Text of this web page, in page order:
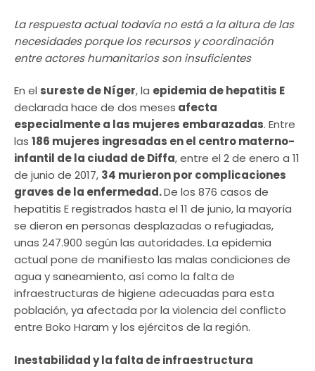
La respuesta actual todavía no está a la altura de las
necesidades porque los recursos y coordinación
entre actores humanitarios son insuficientes
En el sureste de Níger, la epidemia de hepatitis E
declarada hace de dos meses afecta
especialmente a las mujeres embarazadas. Entre
las 186 mujeres ingresadas en el centro materno-
infantil de la ciudad de Diffa, entre el 2 de enero a 11
de junio de 2017, 34 murieron por complicaciones
graves de la enfermedad.De los 876 casos de
hepatitis E registrados hasta el 11 de junio, ​​la mayoría
se dieron en personas desplazadas o refugiadas,
unas 247.900 según las autoridades. La epidemia
actual pone de manifiesto las malas condiciones de
agua y saneamiento, así como la falta de
infraestructuras de higiene adecuadas para esta
población, ya afectada por la violencia del conflicto
entre Boko Haram y los ejércitos de la región.
Inestabilidad y la falta de infraestructura